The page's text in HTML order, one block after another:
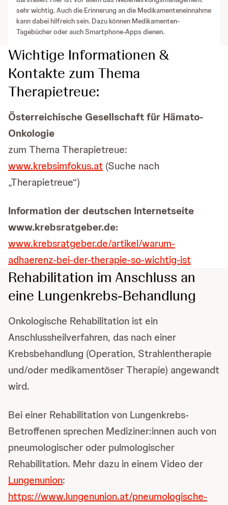
sehr wichtig. Auch die Erinnerung an die Medikamenteneinnahme
kann dabei hilfreich sein. Dazu können Medikamenten-
Tagebücher oder auch Smartphone-Apps dienen.
Wichtige Informationen &
Kontakte zum Thema
Therapietreue:
Österreichische Gesellschaft für Hämato-
Onkologie
zum Thema Therapietreue:
www.krebsimfokus.at (Suche nach
„Therapietreue“)
Information der deutschen Internetseite
www.krebsratgeber.de:
www.krebsratgeber.de/artikel/warum-
adhaerenz-bei-der-therapie-so-wichtig-ist
Rehabilitation im Anschluss an
eine Lungenkrebs-Behandlung
Onkologische Rehabilitation ist ein
Anschlussheilverfahren, das nach einer
Krebsbehandlung (Operation, Strahlentherapie
und/oder medikamentöser Therapie) angewandt
wird.
Bei einer Rehabilitation von Lungenkrebs-
Betroffenen sprechen Mediziner:innen auch von
pneumologischer oder pulmologischer
Rehabilitation. Mehr dazu in einem Video der
Lungenunion:
https://www.lungenunion.at/pneumologische-